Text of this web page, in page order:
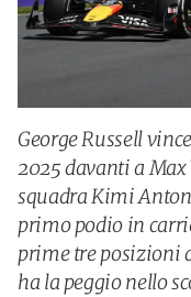
George Russell
2025 davanti a
squadra Kimi
primo podio in
prime tre posizioni
ha la peggio nello